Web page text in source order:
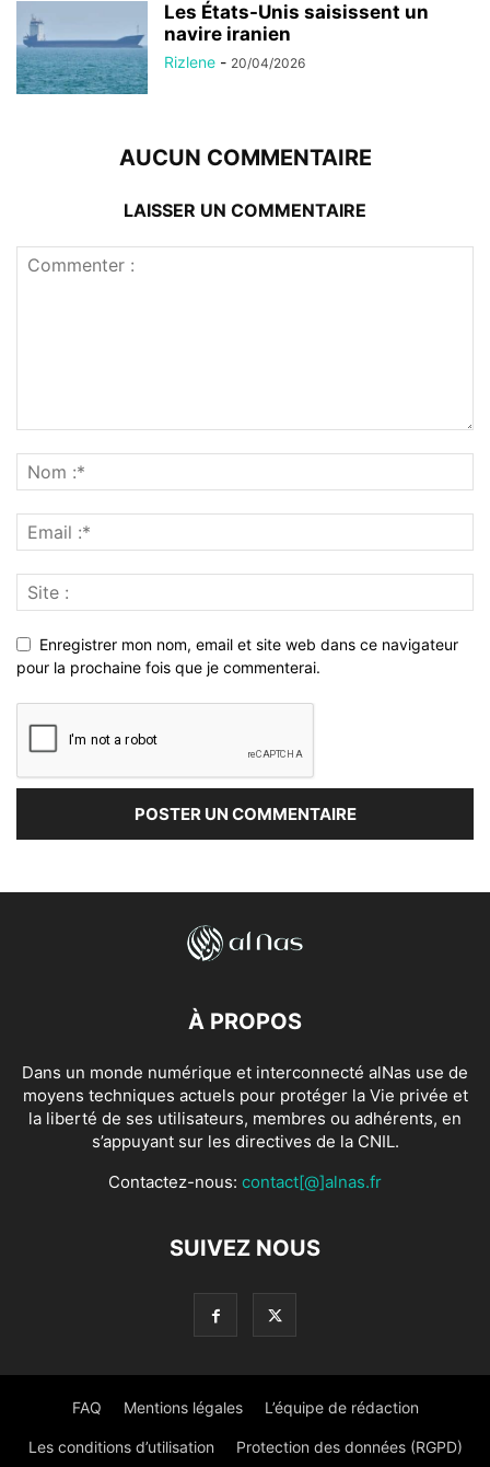
Les États-Unis saisissent un
navire iranien
Rizlene - 20/04/2026
AUCUN COMMENTAIRE
LAISSER UN COMMENTAIRE
Enregistrer mon nom, email et site web dans ce navigateur
pour la prochaine fois que je commenterai.
À PROPOS
Dans un monde numérique et interconnecté alNas use de
moyens techniques actuels pour protéger la Vie privée et
la liberté de ses utilisateurs, membres ou adhérents, en
s’appuyant sur les directives de la CNIL.
Contactez-nous: contact[@]alnas.fr
SUIVEZ NOUS
FAQ Mentions légales L’équipe de rédaction
Les conditions d’utilisation Protection des données (RGPD)